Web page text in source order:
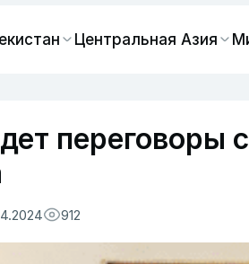
Центральная Азия
переговоры
912